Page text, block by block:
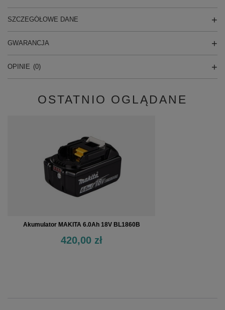
SZCZEGÓŁOWE DANE
GWARANCJA
OPINIE (0)
OSTATNIO OGLĄDANE
Akumulator MAKITA 6.0Ah 18V BL1860B
420,00 zł